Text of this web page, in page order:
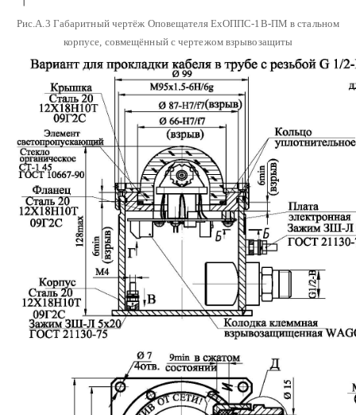
Рис.А.3 Габаритный чертёж Оповещателя ЕхОППС-1В-ПМ в стальном
корпусе, совмещённый с чертежом взрывозащиты